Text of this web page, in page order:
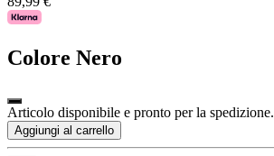
Colore Nero
Articolo disponibile e pronto per la spedizione.
Aggiungi al carrello